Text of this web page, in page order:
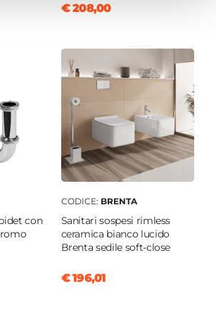
Specchio€ 208,00
con
CODICE: BRENTA
Sanitari sospesi rimless
ceramica bianco lucido
Brenta sedile soft-close
€ 196,01